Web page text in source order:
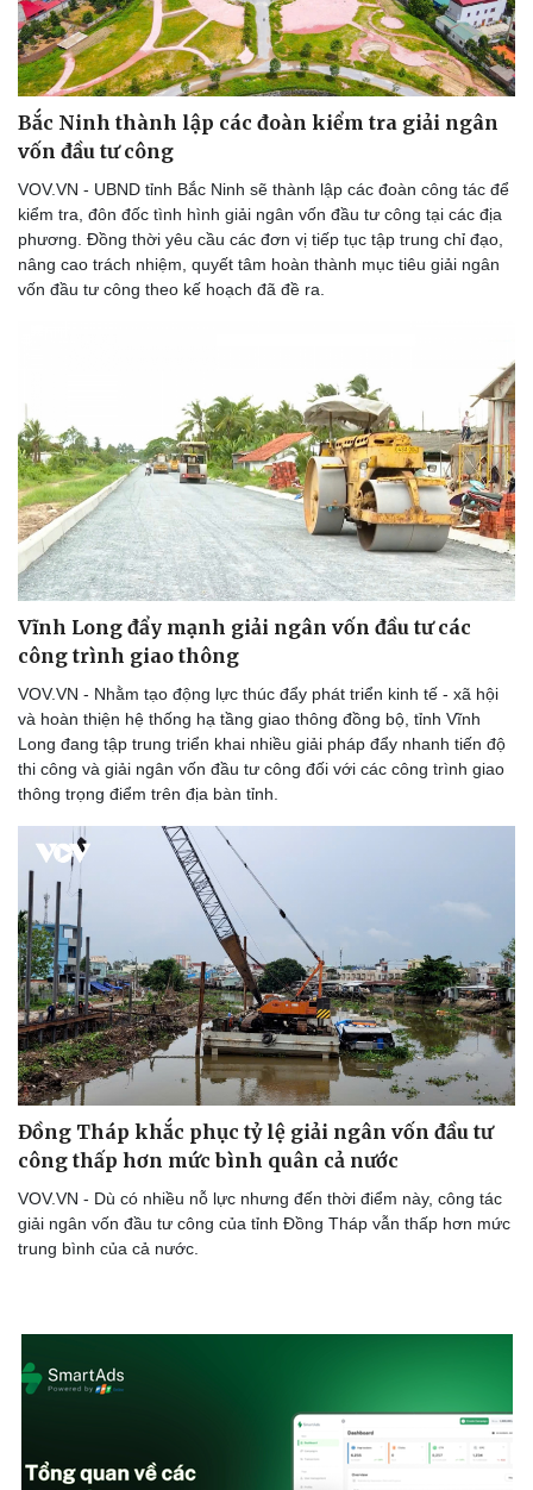
Doanh nghiệp
Thông tin doanh nghiệp
Doanh nghiệp 24h
Doanh nhân
Vì cộng đồng
Công nghệ
Trải nghiệm
Chuyển đổi số
Bắc Ninh thành lập các đoàn kiểm tra giải ngân
vốn đầu tư công
VOV.VN - UBND tỉnh Bắc Ninh sẽ thành lập các đoàn công tác để
kiểm tra, đôn đốc tình hình giải ngân vốn đầu tư công tại các địa
phương. Đồng thời yêu cầu các đơn vị tiếp tục tập trung chỉ đạo,
nâng cao trách nhiệm, quyết tâm hoàn thành mục tiêu giải ngân
vốn đầu tư công theo kế hoạch đã đề ra.
Vĩnh Long đẩy mạnh giải ngân vốn đầu tư các
công trình giao thông
VOV.VN - Nhằm tạo động lực thúc đẩy phát triển kinh tế - xã hội
và hoàn thiện hệ thống hạ tầng giao thông đồng bộ, tỉnh Vĩnh
Long đang tập trung triển khai nhiều giải pháp đẩy nhanh tiến độ
thi công và giải ngân vốn đầu tư công đối với các công trình giao
thông trọng điểm trên địa bàn tỉnh.
Đồng Tháp khắc phục tỷ lệ giải ngân vốn đầu tư
công thấp hơn mức bình quân cả nước
VOV.VN - Dù có nhiều nỗ lực nhưng đến thời điểm này, công tác
giải ngân vốn đầu tư công của tỉnh Đồng Tháp vẫn thấp hơn mức
trung bình của cả nước.